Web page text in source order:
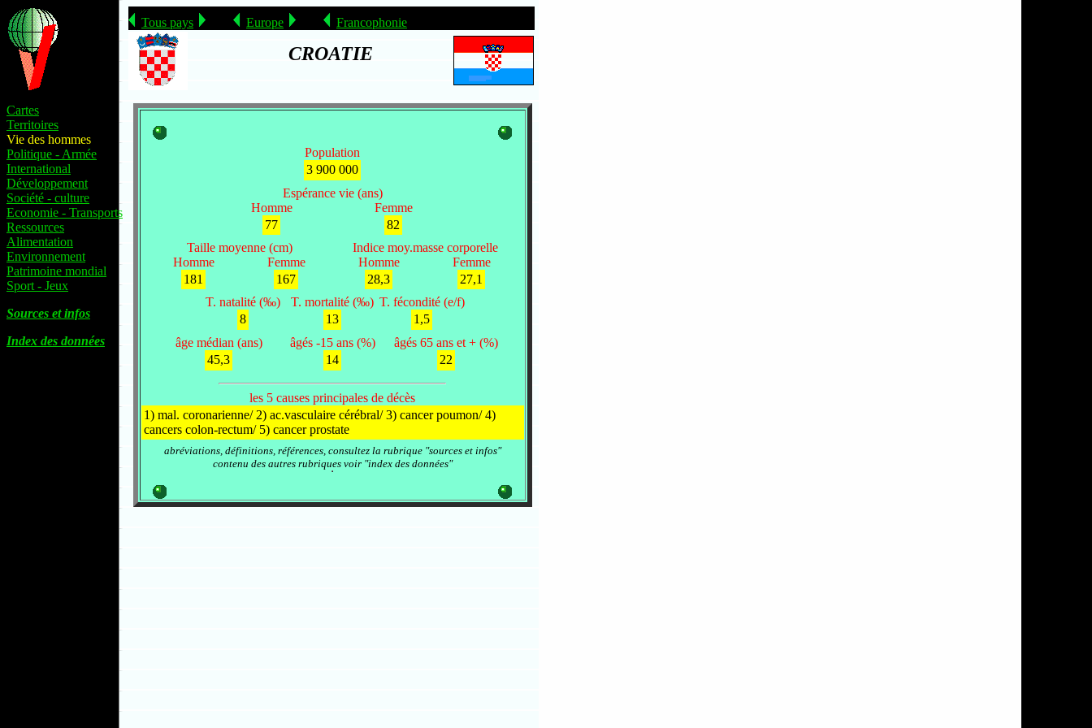
Tous pays Europe Francophonie
CROATIE
Cartes
Territoires
Vie des hommes
Politique - Armée
International
Développement
Société - culture
Economie - Transports
Ressources
Alimentation
Environnement
Patrimoine mondial
Sport - Jeux
Sources et infos
Index des données
Population
3 900 000
Espérance vie (ans)
Homme
Femme
77
82
Taille moyenne (cm)
Indice moy.masse corporelle
Homme
Femme Homme
Femme
181
167 28,3
27,1
T. natalité (‰)
T. mortalité (‰) T. fécondité (e/f)
8
13
1,5
âge médian (ans)
âgés -15 ans (%)
âgés 65 ans et + (%)
45,3
14 22
les 5 causes principales de décès
1) mal. coronarienne/ 2) ac.vasculaire cérébral/ 3) cancer poumon/ 4)
cancers colon-rectum/ 5) cancer prostate
abréviations, définitions, références, consultez la rubrique "sources et infos"
contenu des autres rubriques voir "index des données"